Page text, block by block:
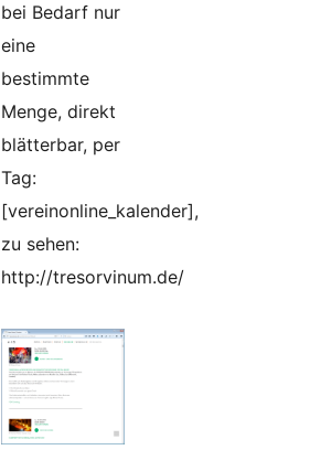
bei Bedarf nur
eine
bestimmte
Menge, direkt
blätterbar, per
Tag:
[vereinonline_kalender],
zu sehen:
http://tresorvinum.de/